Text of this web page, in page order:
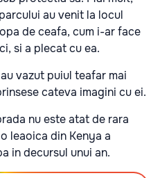
au venit la locul
de ceafa, cum i-ar face
si a plecat cu ea.
vazut puiul teafar mai
cateva imagini cu ei.
nu este atat de rara
leaoica din Kenya a
in decursul unui an.